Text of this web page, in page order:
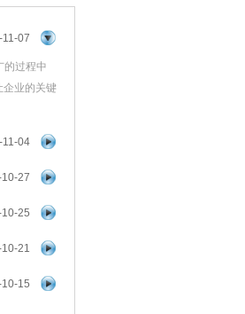
07
的过程中
企业的关键
11-04
27
25
21
15